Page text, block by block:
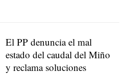
El PP denuncia el mal
estado del caudal del Miño
y reclama soluciones